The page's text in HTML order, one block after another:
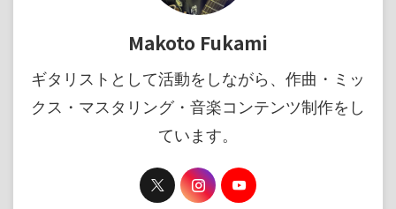
Makoto Fukami
ギタリストとして活動をしながら、作曲・ミッ
クス・マスタリング・音楽コンテンツ制作をし
ています。